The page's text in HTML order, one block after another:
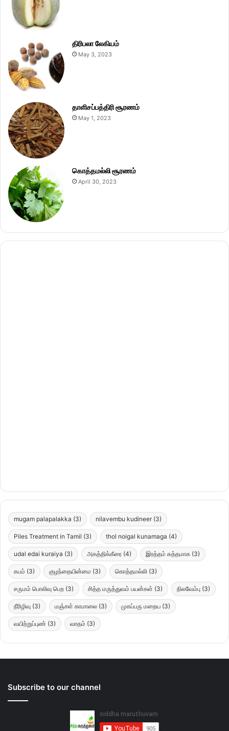
திரிபலா லேகியம்
May 3, 2023
தாளிசப்பத்திரி சூரணம்
May 1, 2023
கொத்தமல்லி சூரணம்
April 30, 2023
mugam palapalakka (3) nilavembu kudineer (3)
Piles Treatment in Tamil (3) thol noigal kunamaga (4)
udal edai kuraiya (3) அகத்திக்கீரை (4) இரத்தம் சுத்தமாக (3)
கபம் (3) குழந்தையின்மை (3) கொத்தமல்லி (3)
சருமம் பொலிவு பெற (3) சித்த மருத்துவம் பயன்கள் (3) நிலவேம்பு (3)
நீரிழிவு (3) மஞ்சள் காமாலை (3) முகப்பரு மறைய (3)
வயிற்றுப்புண் (3) வாதம் (3)
Subscribe to our channel